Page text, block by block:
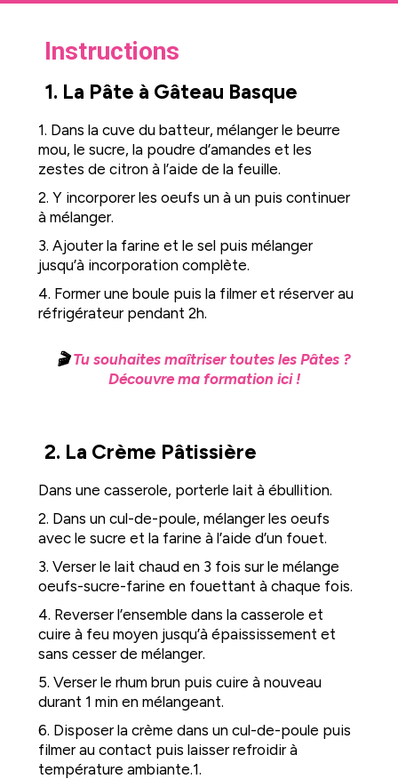
Instructions
1. La Pâte à Gâteau Basque
1. Dans la cuve du batteur, mélanger le beurre
mou, le sucre, la poudre d’amandes et les
zestes de citron à l’aide de la feuille.
2. Y incorporer les oeufs un à un puis continuer
à mélanger.
3. Ajouter la farine et le sel puis mélanger
jusqu’à incorporation complète.
4. Former une boule puis la filmer et réserver au
réfrigérateur pendant 2h.
🎬Tu souhaites maîtriser toutes les Pâtes ?
Découvre ma formation ici !
2. La Crème Pâtissière
Dans une casserole, porterle lait à ébullition.
2. Dans un cul-de-poule, mélanger les oeufs
avec le sucre et la farine à l’aide d’un fouet.
3. Verser le lait chaud en 3 fois sur le mélange
oeufs-sucre-farine en fouettant à chaque fois.
4. Reverser l’ensemble dans la casserole et
cuire à feu moyen jusqu’à épaississement et
sans cesser de mélanger.
5. Verser le rhum brun puis cuire à nouveau
durant 1 min en mélangeant.
6. Disposer la crème dans un cul-de-poule puis
filmer au contact puis laisser refroidir à
température ambiante.1.